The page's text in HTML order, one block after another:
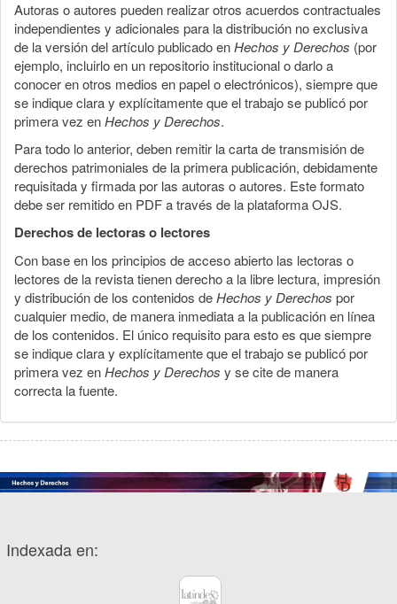
Autoras o autores pueden realizar otros acuerdos contractuales
independientes y adicionales para la distribución no exclusiva
de la versión del artículo publicado enHechos y Derechos (por
ejemplo, incluirlo en un repositorio institucional o darlo a
conocer en otros medios en papel o electrónicos), siempre que
se indique clara y explícitamente que el trabajo se publicó por
primera vez enHechos y Derechos.
Para todo lo anterior, deben remitir la carta de transmisión de
derechos patrimoniales de la primera publicación, debidamente
requisitada y firmada por las autoras o autores. Este formato
debe ser remitido en PDF a través de la plataforma OJS.
Derechos de lectoras o lectores
Con base en los principios de acceso abierto las lectoras o
lectores de la revista tienen derecho a la libre lectura, impresión
y distribución de los contenidos deHechos y Derechos por
cualquier medio, de manera inmediata a la publicación en línea
de los contenidos. El único requisito para esto es que siempre
se indique clara y explícitamente que el trabajo se publicó por
primera vez enHechos y Derechos y se cite de manera
correcta la fuente.
Indexada en: